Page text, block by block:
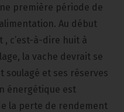
première période de
Au début
c’est-à-dire huit à
la vache devrait se
soulagé et ses réserves
énergétique est
la perte de rendement